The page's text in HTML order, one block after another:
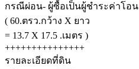
กรณีผ่อน- ผู้ซื้อเป็นผู้ชำระค่าโอน
( 60.ตรว.กว้าง X ยาว
= 13.7 X 17.5 .เมตร )
+++++++++++++++
รายละเอียดที่ดิน